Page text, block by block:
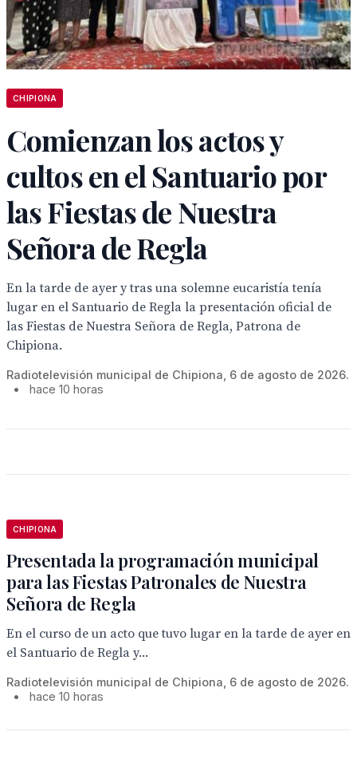
CHIPIONA
Comienzan los actos y
cultos en el Santuario por
las Fiestas de Nuestra
Señora de Regla
En la tarde de ayer y tras una solemne eucaristía tenía
lugar en el Santuario de Regla la presentación oficial de
las Fiestas de Nuestra Señora de Regla, Patrona de
Chipiona.
Radiotelevisión municipal de Chipiona, 6 de agosto de 2026.
•
hace 10 horas
CHIPIONA
Presentada la programación municipal
para las Fiestas Patronales de Nuestra
Señora de Regla
En el curso de un acto que tuvo lugar en la tarde de ayer en
el Santuario de Regla y...
Radiotelevisión municipal de Chipiona, 6 de agosto de 2026.
•
hace 10 horas